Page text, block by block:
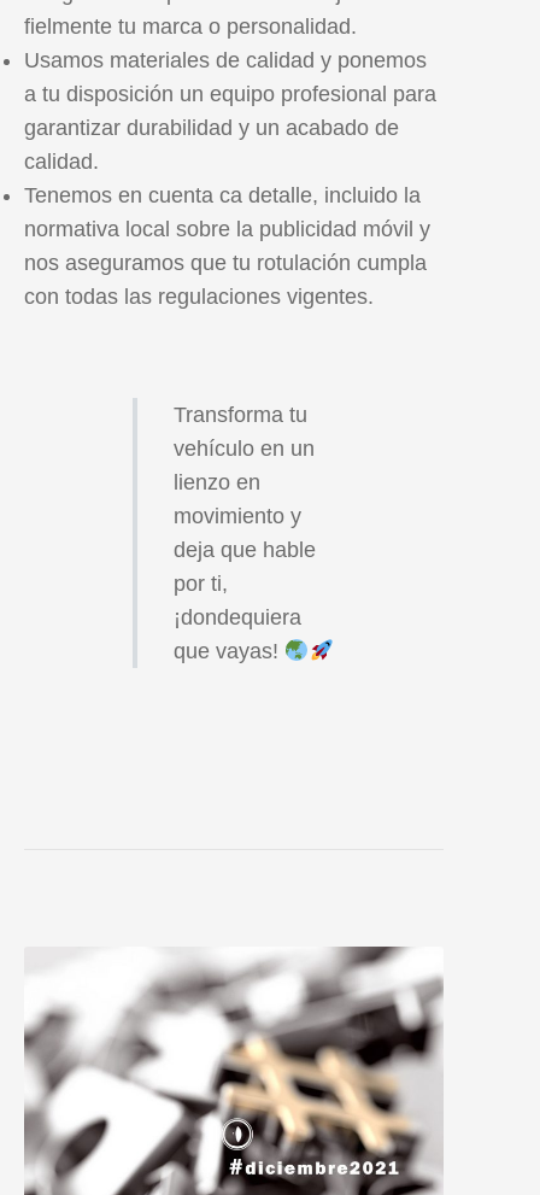
fielmente tu marca o personalidad.
Usamos materiales de calidad y ponemos
a tu disposición un equipo profesional para
garantizar durabilidad y un acabado de
calidad.
Tenemos en cuenta ca detalle, incluido la
normativa local sobre la publicidad móvil y
nos aseguramos que tu rotulación cumpla
con todas las regulaciones vigentes.
Transforma tu
vehículo en un
lienzo en
movimiento y
deja que hable
por ti,
¡dondequiera
que vayas!